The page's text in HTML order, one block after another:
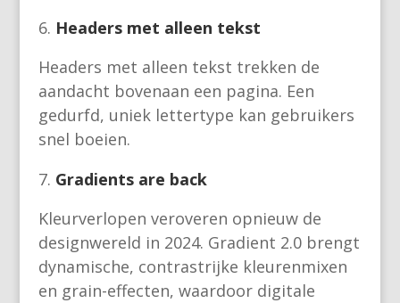
Headers met alleen tekst
Headers met alleen tekst trekken de
aandacht bovenaan een pagina. Een
gedurfd, uniek lettertype kan gebruikers
snel boeien.
Gradients are back
Kleurverlopen veroveren opnieuw de
designwereld in 2024. Gradient 2.0 brengt
dynamische, contrastrijke kleurenmixen
en grain-effecten, waardoor digitale